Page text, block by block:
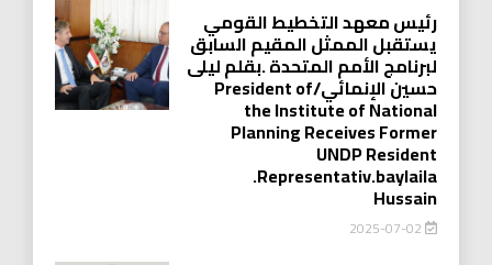
رئيس معهد التخطيط القومي
يستقبل الممثل المقيم السابق
لبرنامج الأمم المتحدة .بقلم ليلى
حسين الإنمائي/President of
the Institute of National
Planning Receives Former
UNDP Resident
.Representativ.baylaila
Hussain
2025-07-02